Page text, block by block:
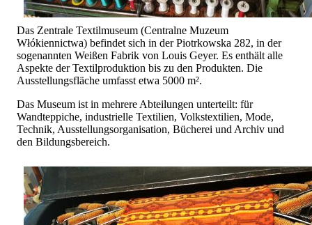
Das Zentrale Textilmuseum (Centralne Muzeum
Włókiennictwa) befindet sich in der Piotrkowska 282, in der
sogenannten Weißen Fabrik von Louis Geyer. Es enthält alle
Aspekte der Textilproduktion bis zu den Produkten. Die
Ausstellungsfläche umfasst etwa 5000 m².
Das Museum ist in mehrere Abteilungen unterteilt: für
Wandteppiche, industrielle Textilien, Volkstextilien, Mode,
Technik, Ausstellungsorganisation, Bücherei und Archiv und
den Bildungsbereich.